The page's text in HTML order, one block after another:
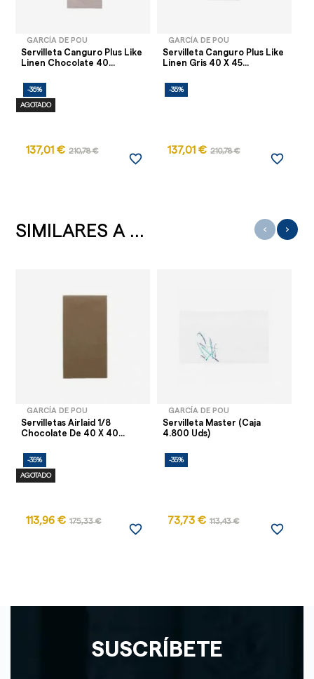
GARCÍA DE POU
Servilleta Canguro Plus Like
Linen Chocolate 40...
-35%
AGOTADO
137,01 € 210,78 €
favorite_border
GARCÍA DE POU
Servilleta Canguro Plus Like
Linen Gris 40 X 45...
-35%
137,01 € 210,78 €
favorite_border
SIMILARES A ...
GARCÍA DE POU
Servilletas Airlaid 1/8
Chocolate De 40 X 40...
-35%
AGOTADO
113,96 € 175,33 €
favorite_border
GARCÍA DE POU
Servilleta Master (Caja
4.800 Uds)
-35%
73,73 € 113,43 €
favorite_border
‹ ›
SUSCRÍBETE